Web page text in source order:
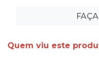
Quem viu este